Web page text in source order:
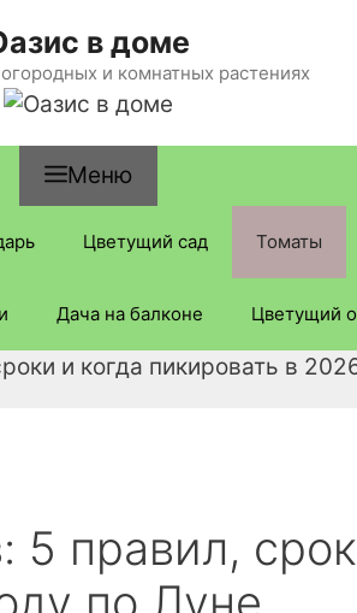
в доме
и комнатных растениях
Меню
Цветущий сад Томаты
Дача на балконе Цветущий
и когда пикировать в
5 правил,